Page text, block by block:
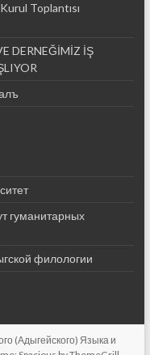
Toplantısı
DERNEĞİMİZ İŞ
гуманитарных
филологии
(Адыгейского) Языка и